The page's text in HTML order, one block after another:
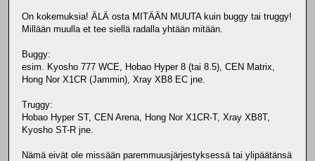
On kokemuksia! ÄLÄ osta MITÄÄN MUUTA kuin buggy tai truggy!
Millään muulla et tee siellä radalla yhtään mitään.
Buggy:
esim. Kyosho 777 WCE, Hobao Hyper 8 (tai 8.5), CEN Matrix,
Hong Nor X1CR (Jammin), Xray XB8 EC jne.
Truggy:
Hobao Hyper ST, CEN Arena, Hong Nor X1CR-T, Xray XB8T,
Kyosho ST-R jne.
Nämä eivät ole missään paremmuusjärjestyksessä tai ylipäätänsä